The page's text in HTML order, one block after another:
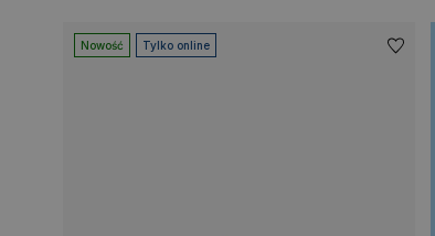
Nowość Tylko online